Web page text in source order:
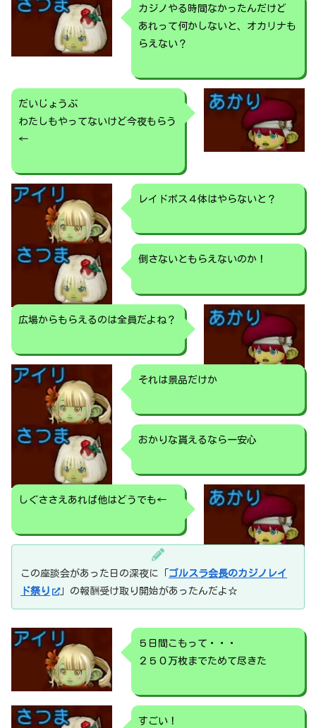
カジノやる時間なかったんだけど
あれって何かしないと、オカリナも
らえない？
だいじょうぶ
わたしもやってないけど今夜もらう
←
レイドボス４体はやらないと？
倒さないともらえないのか！
広場からもらえるのは全員だよね？
それは景品だけか
おかりな貰えるなら一安心
しぐささえあれば他はどうでも←
この座談会があった日の深夜に「 ゴルスラ会長のカジノレイ
ド祭り
」の報酬受け取り開始があったんだよ☆
５日間こもって・・・
２５０万枚までためて尽きた
すごい！